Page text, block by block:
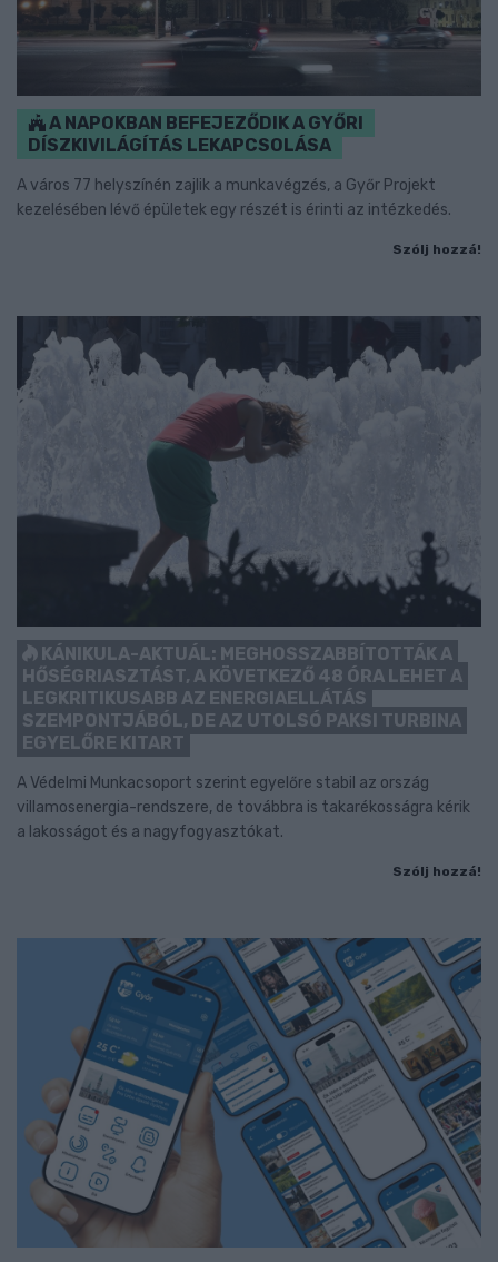
A NAPOKBAN BEFEJEZŐDIK A GYŐRI
DÍSZKIVILÁGÍTÁS LEKAPCSOLÁSA
A város 77 helyszínén zajlik a munkavégzés, a Győr Projekt
kezelésében lévő épületek egy részét is érinti az intézkedés.
Szólj hozzá!
KÁNIKULA-AKTUÁL: MEGHOSSZABBÍTOTTÁK A
HŐSÉGRIASZTÁST, A KÖVETKEZŐ 48 ÓRA LEHET A
LEGKRITIKUSABB AZ ENERGIAELLÁTÁS
SZEMPONTJÁBÓL, DE AZ UTOLSÓ PAKSI TURBINA
EGYELŐRE KITART
A Védelmi Munkacsoport szerint egyelőre stabil az ország
villamosenergia-rendszere, de továbbra is takarékosságra kérik
a lakosságot és a nagyfogyasztókat.
Szólj hozzá!